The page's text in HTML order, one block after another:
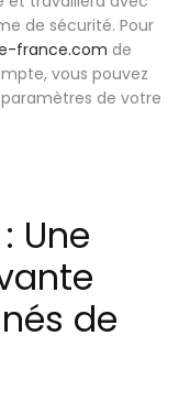
Expand
child
menu
de sécurité. Pour
france.com de
vous pouvez
de votre
Une
de